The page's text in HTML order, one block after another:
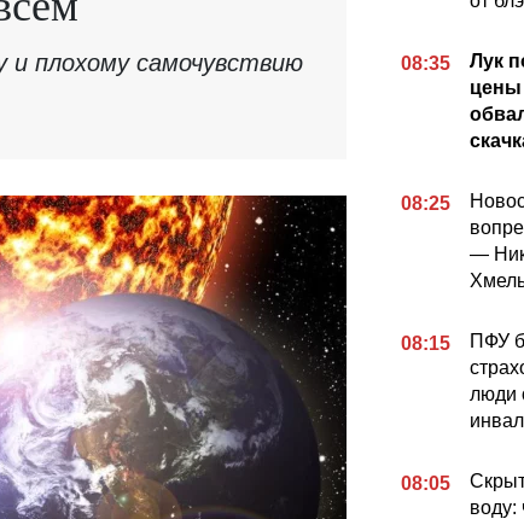
и плохому самочувствию 08:35
Лук
цены
08:25
—
08:15
ПФУ
люди
08:05
воду: